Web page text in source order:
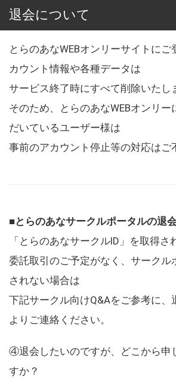
退会について
とらのあなWEBオンリーサイトに
カウント情報や各種データは
サービス終了時にすべて削除いたし
そのため、とらのあなWEBオンリー
だいているユーザー様は
事前のアカウント停止等の対応はご
■とらのあなサークルポータルの退
「とらのあなサークルID」を取得
委託取引のご予定がなく、サークル
されない場合は
下記サークル向けQ&Aをご参考に、
よりご連絡ください。
④退会したいのですが、どこから申
すか？